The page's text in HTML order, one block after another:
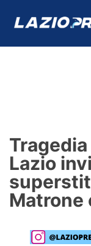
Formello
Infortuni
Primavera
Lazio
Matrone